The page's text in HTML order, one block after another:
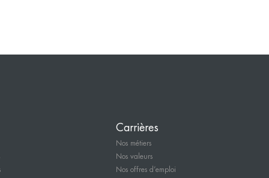
Carrières
Nos métiers
Nos valeurs
Nos offres d’emploi